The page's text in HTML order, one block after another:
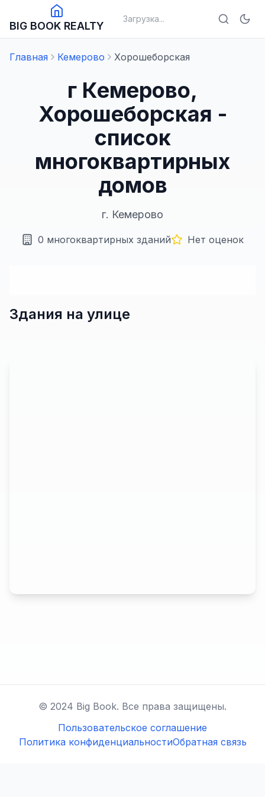
BIG BOOK REALTY
Загрузка...
Главная Кемерово Хорошеборская
г Кемерово,
Хорошеборская -
список
многоквартирных
домов
г. Кемерово
0 многоквартирных зданий Нет оценок
Здания на улице
© 2024 Big Book. Все права защищены.
Пользовательское соглашение
Политика конфиденциальностиОбратная связь